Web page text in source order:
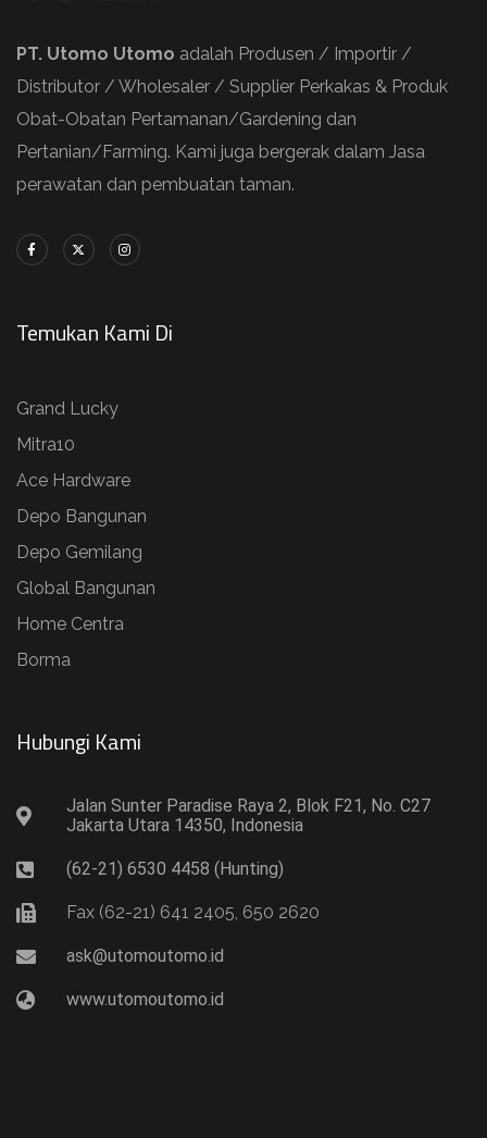
PT. Utomo Utomo adalah Produsen / Importir /
Distributor / Wholesaler / Supplier Perkakas & Produk
Obat-Obatan Pertamanan/Gardening dan
Pertanian/Farming. Kami juga bergerak dalam Jasa
perawatan dan pembuatan taman.
Temukan Kami Di
Grand Lucky
Mitra10
Ace Hardware
Depo Bangunan
Depo Gemilang
Global Bangunan
Home Centra
Borma
Hubungi Kami​
Jalan Sunter Paradise Raya 2, Blok F21, No. C27
Jakarta Utara 14350, Indonesia
(62-21) 6530 4458 (Hunting)
Fax (62-21) 641 2405, 650 2620
ask@utomoutomo.id
www.utomoutomo.id